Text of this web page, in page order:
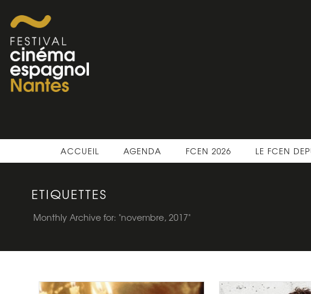
ACCUEIL AGENDA FCEN 2026 LE FCEN
ETIQUETTES
Monthly Archive for: "novembre, 2017"